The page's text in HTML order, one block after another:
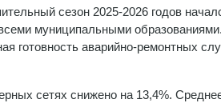
сезон 2025-2026 годов
муниципальными
готовность аварийно-ремонтных
сетях снижено на 13,4%.